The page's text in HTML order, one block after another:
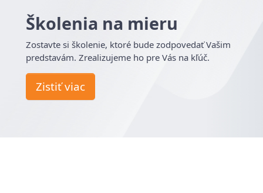
Školenia na mieru
Zostavte si školenie, ktoré bude zodpovedať Vašim
predstavám. Zrealizujeme ho pre Vás na kľúč.
Zistiť viac